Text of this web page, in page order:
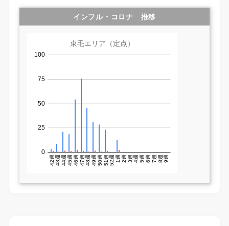
インフル・コロナ 推移